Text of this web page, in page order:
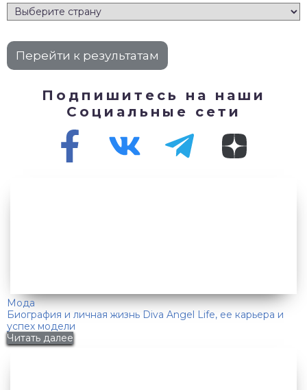
Подпишитесь на наши
Социальные сети
Мода
Биография и личная жизнь Diva Angel Life, ее карьера и
успех модели
Читать далее